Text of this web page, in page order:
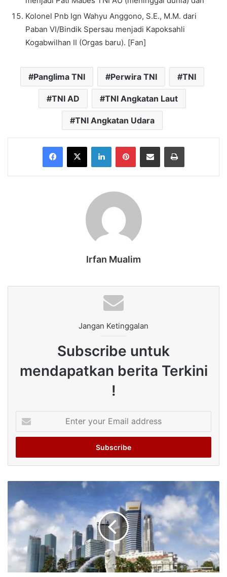
Kolonel Pnb Ign Wahyu Anggono, S.E., M.M. dari
Paban VI/Bindik Spersau menjadi Kapoksahli
Kogabwilhan II (Orgas baru). [Fan]
Panglima TNI Perwira TNI TNI
TNI AD TNI Angkatan Laut
TNI Angkatan Udara
Facebook
X LinkedInPinterestShare via Email Print
Irfan Mualim
Jangan Ketinggalan
Subscribe untuk
mendapatkan berita Terkini
!
your
Email